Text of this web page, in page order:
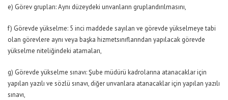
e) Görev grupları: Aynı düzeydeki unvanların gruplandırılmasını,
f) Görevde yükselme: 5 inci maddede sayılan ve görevde yükselmeye tabi
olan görevlere aynı veya başka hizmetsınıflarından yapılacak görevde
yükselme niteliğindeki atamaları,
g) Görevde yükselme sınavı: Şube müdürü kadrolarına atanacaklar için
yapılan yazılı ve sözlü sınavı, diğer unvanlara atanacaklar için yapılan yazılı
sınavı,